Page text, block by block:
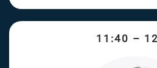
11:40 –